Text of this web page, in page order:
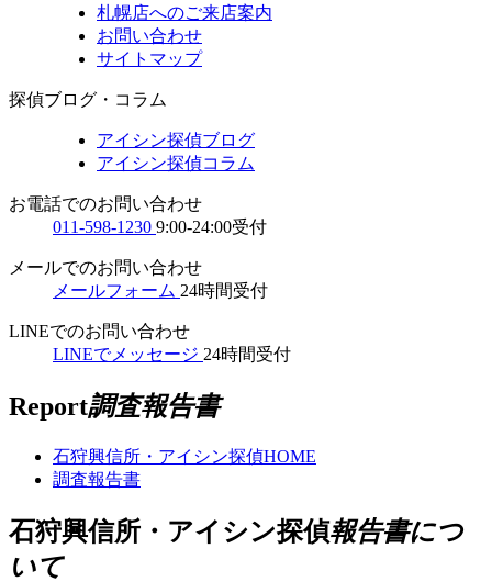
札幌店へのご来店案内
お問い合わせ
サイトマップ
探偵ブログ・コラム
アイシン探偵ブログ
アイシン探偵コラム
お電話でのお問い合わせ
011-598-1230 9:00-24:00受付
メールでのお問い合わせ
メールフォーム 24時間受付
LINEでのお問い合わせ
LINEでメッセージ 24時間受付
Report調査報告書
石狩興信所・アイシン探偵HOME
調査報告書
石狩興信所・アイシン探偵報告書につ
いて